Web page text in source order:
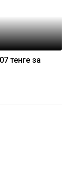
тенге за